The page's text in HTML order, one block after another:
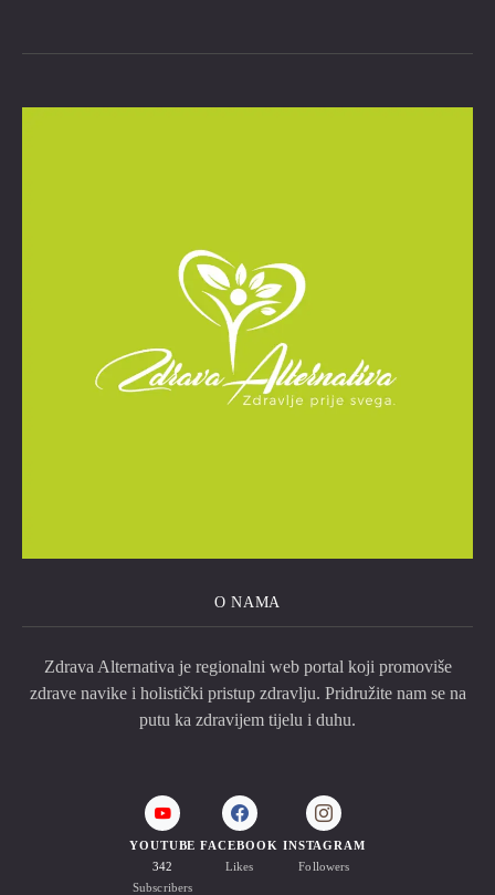
O NAMA
Zdrava Alternativa je regionalni web portal koji promoviše
zdrave navike i holistički pristup zdravlju. Pridružite nam se na
putu ka zdravijem tijelu i duhu.
YOUTUBE
342
Subscribers
FACEBOOK
Likes
INSTAGRAM
Followers